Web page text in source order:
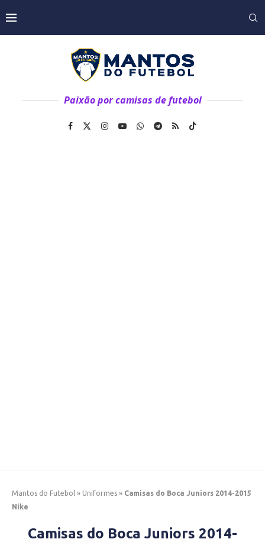
Paixão por camisas de futebol
Mantos do Futebol » Uniformes » Camisas do Boca Juniors 2014-2015
Nike
Camisas do Boca Juniors 2014-